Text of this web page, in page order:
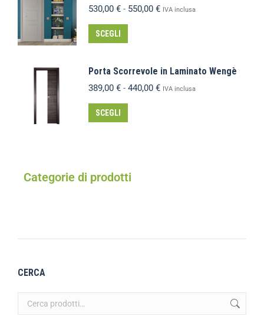
530,00 € - 550,00 € IVA inclusa
SCEGLI
Porta Scorrevole in Laminato Wengè
389,00 € - 440,00 € IVA inclusa
SCEGLI
Categorie di prodotti
CERCA